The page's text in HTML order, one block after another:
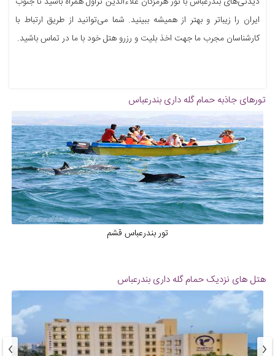
ایران را زیباتر و بهتر از همیشه ببینید. شما می‌توانید از طریق ارتباط با
کارشناسان مجرب ما جهت اخذ بلیت و رزرو هتل خود با ما در تماس باشید.
تورهای جاذبه حمام گله داری بندرعباس
تور بندرعباس قشم
هتل های نزدیک حمام گله داری بندرعباس
‹
›